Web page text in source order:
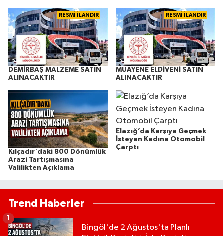
RESMİ İLANDIR
DEMİRBAŞ MALZEME SATIN
ALINACAKTIR
RESMİ İLANDIR
MUAYENE ELDİVENİ SATIN
ALINACAKTIR
Kılçadır'daki 800 Dönümlük
Arazi Tartışmasına
Valilikten Açıklama
Elazığ’da Karşıya Geçmek
İsteyen Kadına Otomobil
Çarptı
Trend Haberler
Bingöl'de 2 Ağustos'ta Planlı
1